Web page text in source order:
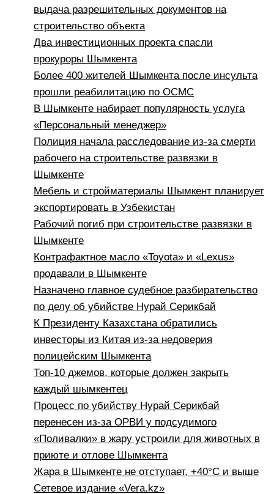
выдача разрешительных документов на
строительство объекта
Два инвестиционных проекта спасли
прокуроры Шымкента
Более 400 жителей Шымкента после инсульта
прошли реабилитацию по ОСМС
В Шымкенте набирает популярность услуга
«Персональный менеджер»
Полиция начала расследование из-за смерти
рабочего на строительстве развязки в
Шымкенте
Мебель и стройматериалы Шымкент планирует
экспортировать в Узбекистан
Рабочий погиб при строительстве развязки в
Шымкенте
Контрафактное масло «Toyota» и «Lexus»
продавали в Шымкенте
Назначено главное судебное разбирательство
по делу об убийстве Нурай Серикбай
К Президенту Казахстана обратились
инвесторы из Китая из-за недоверия
полицейским Шымкента
Топ-10 джемов, которые должен закрыть
каждый шымкентец
Процесс по убийству Нурай Серикбай
перенесен из-за ОРВИ у подсудимого
«Поливалки» в жару устроили для животных в
приюте и отлове Шымкента
Жара в Шымкенте не отступает, +40°C и выше
Сетевое издание «Vera.kz»